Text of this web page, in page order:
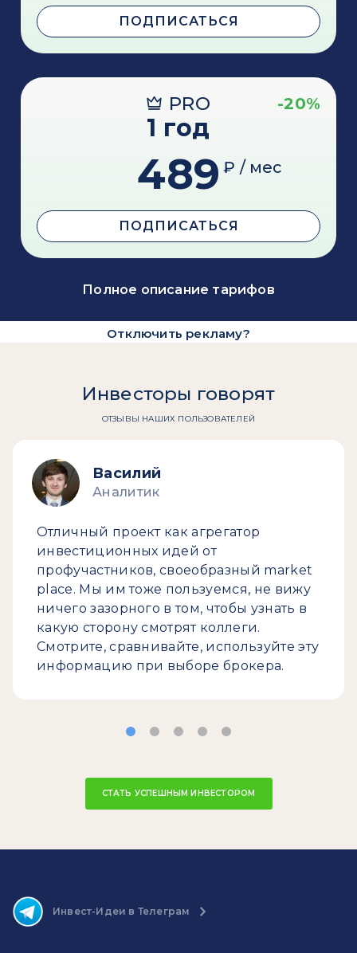
ПОДПИСАТЬСЯ
PRO -20%
1 год
489 ₽ / мес
ПОДПИСАТЬСЯ
Полное описание тарифов
Отключить рекламу?
Инвесторы говорят
ОТЗЫВЫ НАШИХ ПОЛЬЗОВАТЕЛЕЙ
Василий
Аналитик
Отличный проект как агрегатор
инвестиционных идей от
профучастников, своеобразный market
place. Мы им тоже пользуемся, не вижу
ничего зазорного в том, чтобы узнать в
какую сторону смотрят коллеги.
Смотрите, сравнивайте, используйте эту
информацию при выборе брокера.
СТАТЬ УСПЕШНЫМ ИНВЕСТОРОМ
Инвест-Идеи в Телеграм